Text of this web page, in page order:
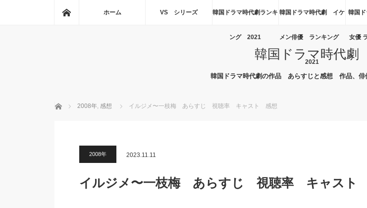
ホーム VS シリーズ 韓国ドラマ時代劇ランキ
ング 2021
韓国ドラマ時代劇 イケ
メン俳優 ランキング
2021
韓国
女優
韓国ドラマ時代
韓国ドラマ時代劇の作品 あらすじと感想 作品、俳
ホーム 2008年, 感想 イルジメ〜一枝梅 あらすじ 視聴率 キャスト 感想
2008年 2023.11.11
イルジメ〜一枝梅 あらすじ 視聴率 キャスト